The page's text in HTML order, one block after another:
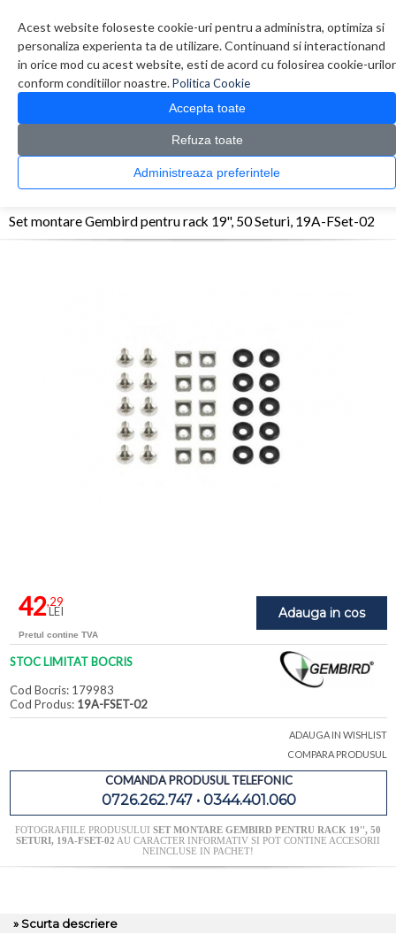
Acest website foloseste cookie-uri pentru a administra, optimiza si
personaliza experienta ta de utilizare. Continuand si interactionand
in orice mod cu acest website, esti de acord cu folosirea cookie-urilor
conform conditiilor noastre.Politica Cookie
Accepta toate
Refuza toate
Administreaza preferintele
0 produs(e)
CATALOG PRODUSE
> Accesorii Rack > Set montare Gembird pentru rack 19'',
Set montare Gembird pentru rack 19'', 50 Seturi, 19A-FSet-02
Adauga in cos
42,29
LEI
Pretul contine TVA
STOC LIMITAT BOCRIS
Cod Bocris: 179983
Cod Produs: 19A-FSET-02
ADAUGA IN WISHLIST
COMPARA PRODUSUL
COMANDA PRODUSUL TELEFONIC
0726.262.747 • 0344.401.060
FOTOGRAFIILE PRODUSULUI SET MONTARE GEMBIRD PENTRU RACK 19'', 50
SETURI, 19A-FSET-02 AU CARACTER INFORMATIV SI POT CONTINE ACCESORII
NEINCLUSE IN PACHET!
» Scurta descriere